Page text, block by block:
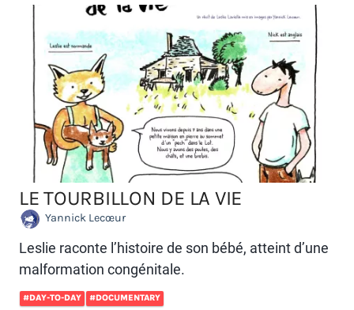
LE TOURBILLON DE LA VIE
Yannick Lecœur
Leslie raconte l’histoire de son bébé, atteint d’une
malformation congénitale.
#DAY-TO-DAY #DOCUMENTARY